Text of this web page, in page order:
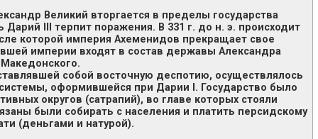
Великий вторгается в пределы государства
III терпит поражения. В 331 г. до н. э. происходит
которой империя Ахеменидов прекращает свое
империи входят в состав державы Александра
Македонского.
собой восточную деспотию, осуществлялось
оформившейся при Дарии I. Государство было
округов (сатрапий), во главе которых стояли
были собирать с населения и платить персидскому
(деньгами и натурой).